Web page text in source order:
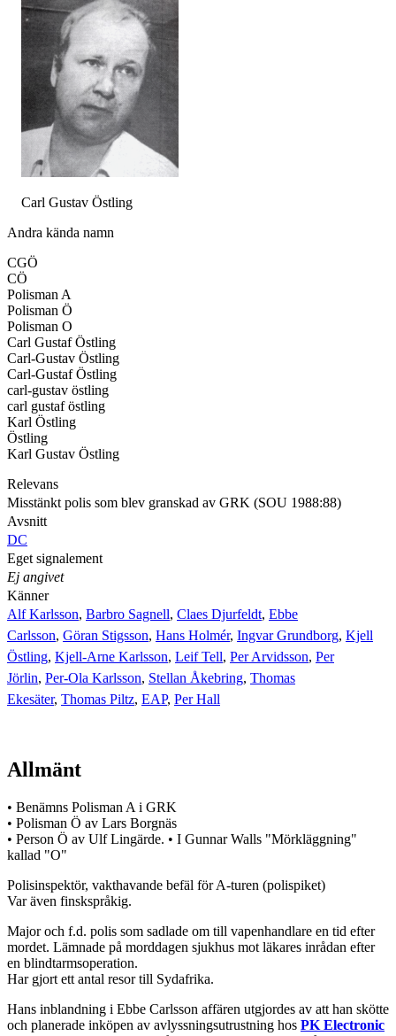
Carl Gustav Östling
Andra kända namn
CGÖ
CÖ
Polisman A
Polisman Ö
Polisman O
Carl Gustaf Östling
Carl-Gustav Östling
Carl-Gustaf Östling
carl-gustav östling
carl gustaf östling
Karl Östling
Östling
Karl Gustav Östling
Relevans
Misstänkt polis som blev granskad av GRK (SOU 1988:88)
Avsnitt
DC
Eget signalement
Ej angivet
Känner
Alf Karlsson, Barbro Sagnell, Claes Djurfeldt, Ebbe
Carlsson, Göran Stigsson, Hans Holmér, Ingvar Grundborg, Kjell
Östling, Kjell-Arne Karlsson, Leif Tell, Per Arvidsson, Per
Jörlin, Per-Ola Karlsson, Stellan Åkebring, Thomas
Ekesäter, Thomas Piltz, EAP, Per Hall
Allmänt
• Benämns Polisman A i GRK
• Polisman Ö av Lars Borgnäs
• Person Ö av Ulf Lingärde. • I Gunnar Walls "Mörkläggning"
kallad "O"
Polisinspektör, vakthavande befäl för A-turen (polispiket)
Var även finskspråkig.
Major och f.d. polis som sadlade om till vapenhandlare en tid efter
mordet. Lämnade på morddagen sjukhus mot läkares inrådan efter
en blindtarmsoperation.
Har gjort ett antal resor till Sydafrika.
Hans inblandning i Ebbe Carlsson affären utgjordes av att han skötte
och planerade inköpen av avlyssningsutrustning hos PK Electronic